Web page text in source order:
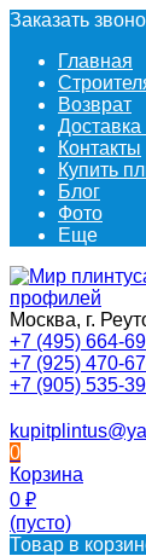
Заказать
Главная
Возврат
Доставка
Контакты
Купить
Блог
Фото
Еще
Москва, г.
+7 (495) 664-
+7 (925) 470-
+7 (905) 535-
0
Корзина
0 ₽
(пусто)
Товар в